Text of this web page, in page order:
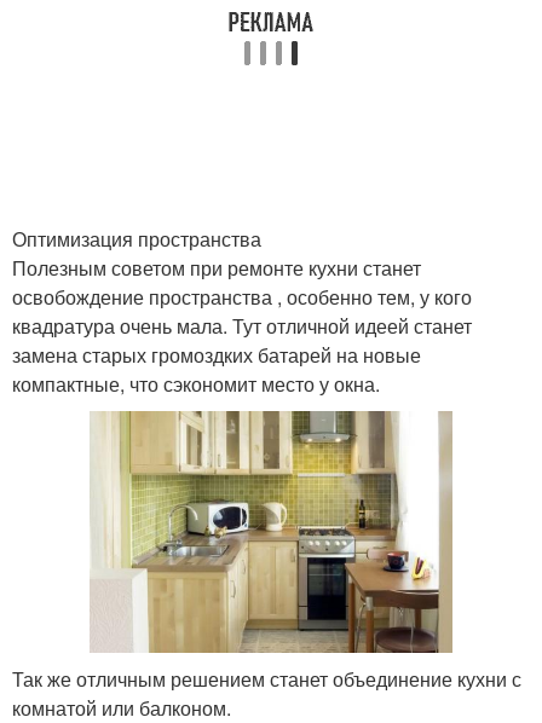
Оптимизация пространства
Полезным советом при ремонте кухни станет
освобождение пространства , особенно тем, у кого
квадратура очень мала. Тут отличной идеей станет
замена старых громоздких батарей на новые
компактные, что сэкономит место у окна.
Так же отличным решением станет объединение кухни с
комнатой или балконом.